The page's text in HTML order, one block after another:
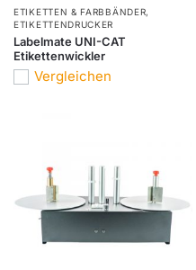
ETIKETTEN & FARBBÄNDER,
ETIKETTENDRUCKER
Labelmate UNI-CAT
Etikettenwickler
Vergleichen